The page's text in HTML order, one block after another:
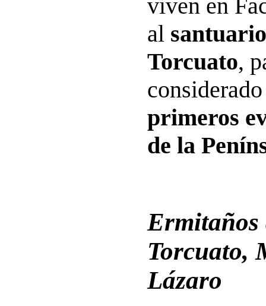
viven en
al
Torcuato,
primeros
de la
Ermitaños
Torcuato,
Lázaro